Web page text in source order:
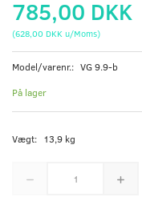
785,00 DKK
(628,00 DKK u/Moms)
Model/varenr.: VG 9.9-b
På lager
Vægt: 13,9 kg